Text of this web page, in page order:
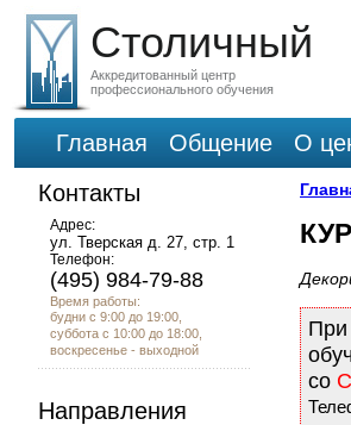
Столичный
Аккредитованный центр
профессионального обучения
Главная Общение О
Контакты
Адрес:
ул. Тверская д. 27, стр. 1
Телефон:
(495) 984-79-88
Время работы:
будни с 9:00 до 19:00,
суббота с 10:00 до 18:00,
воскресенье - выходной
Направления
При
со